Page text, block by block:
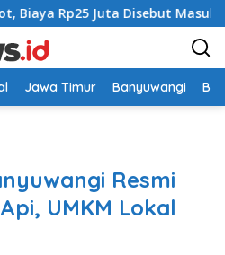
Juta Disebut Masuk Rekening
Jawa Timur Banyuwangi
Resmi
UMKM Lokal